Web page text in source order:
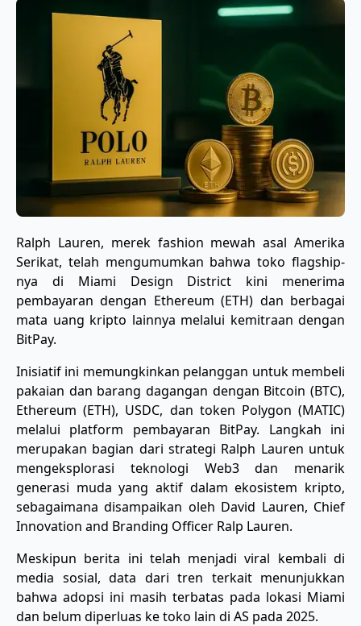
Ralph Lauren, merek fashion mewah asal Amerika
Serikat, telah mengumumkan bahwa toko flagship-
nya di Miami Design District kini menerima
pembayaran dengan Ethereum (ETH) dan berbagai
mata uang kripto lainnya melalui kemitraan dengan
BitPay.
Inisiatif ini memungkinkan pelanggan untuk membeli
pakaian dan barang dagangan dengan Bitcoin (BTC),
Ethereum (ETH), USDC, dan token Polygon (MATIC)
melalui platform pembayaran BitPay. Langkah ini
merupakan bagian dari strategi Ralph Lauren untuk
mengeksplorasi teknologi Web3 dan menarik
generasi muda yang aktif dalam ekosistem kripto,
sebagaimana disampaikan oleh David Lauren, Chief
Innovation and Branding Officer Ralp Lauren.
Meskipun berita ini telah menjadi viral kembali di
media sosial, data dari tren terkait menunjukkan
bahwa adopsi ini masih terbatas pada lokasi Miami
dan belum diperluas ke toko lain di AS pada 2025.